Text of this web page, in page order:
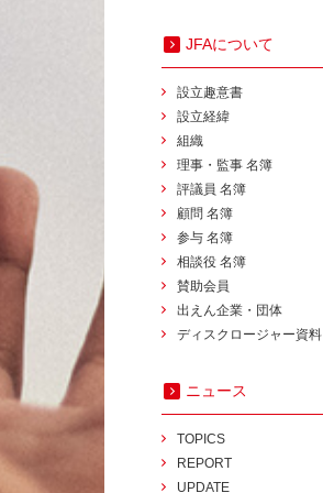
JFAについて
設立趣意書
設立経緯
組織
理事・監事 名簿
評議員 名簿
顧問 名簿
参与 名簿
相談役 名簿
賛助会員
出えん企業・団体
ディスクロージャー資料
ニュース
TOPICS
REPORT
UPDATE